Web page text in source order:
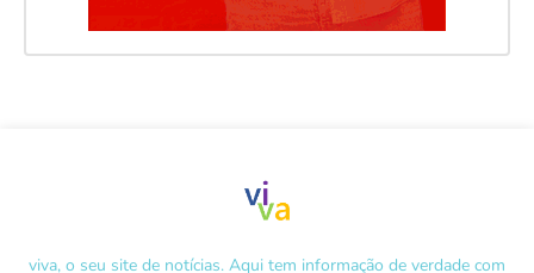
viva, o seu site de notícias. Aqui tem informação de verdade com